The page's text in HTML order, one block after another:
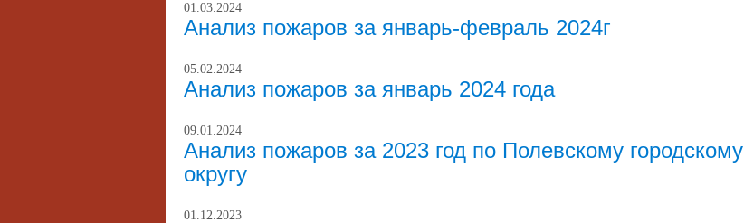
01.03.2024
Анализ пожаров за январь-февраль 2024г
05.02.2024
Анализ пожаров за январь 2024 года
09.01.2024
Анализ пожаров за 2023 год по Полевскому городскому
округу
01.12.2023